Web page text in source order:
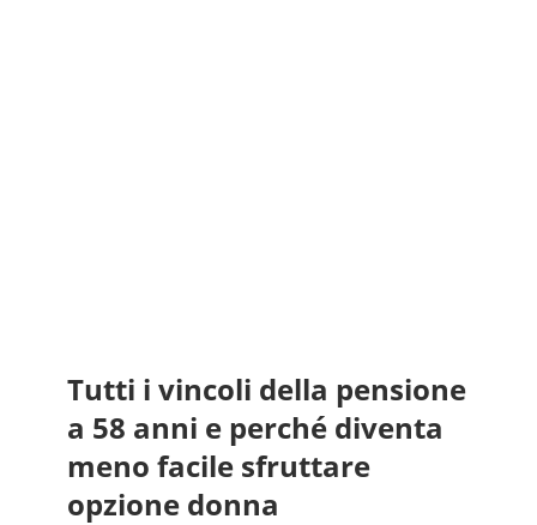
Tutti i vincoli della pensione
a 58 anni e perché diventa
meno facile sfruttare
opzione donna